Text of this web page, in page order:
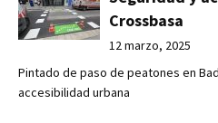
Crossbasa
12 marzo, 2025
Pintado de paso de peatones en
accesibilidad urbana